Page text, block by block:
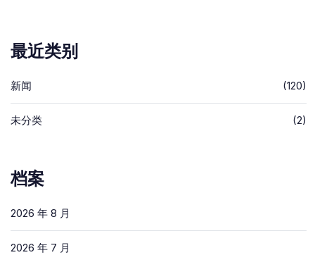
最近类别
新闻 (120)
未分类 (2)
档案
2026 年 8 月
2026 年 7 月